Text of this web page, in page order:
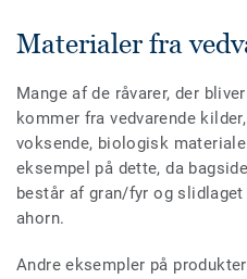
Materialer fra
Mange af de råvarer, der
kommer fra vedvarende
voksende, biologisk
eksempel på dette, da
består af gran/fyr og
ahorn.
Andre eksempler på